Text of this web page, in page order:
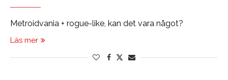
Metroidvania + rogue-like, kan det vara något?
Läs mer